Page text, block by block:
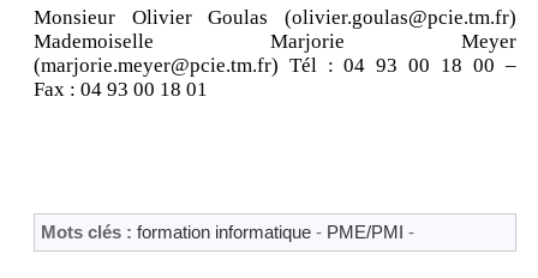
Monsieur Olivier Goulas (olivier.goulas@pcie.tm.fr)
Mademoiselle Marjorie Meyer
(marjorie.meyer@pcie.tm.fr) Tél : 04 93 00 18 00 –
Fax : 04 93 00 18 01
Mots clés : formation informatique - PME/PMI -